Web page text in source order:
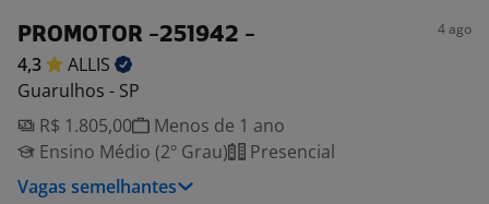
PROMOTOR -251942 - 4 ago
4,3
ALLIS
Guarulhos - SP
R$ 1.805,00
Menos de 1 ano
Ensino Médio (2º Grau)
Presencial
Vagas semelhantes